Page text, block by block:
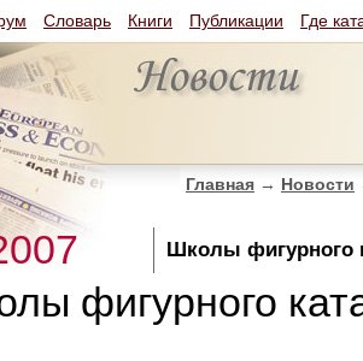
Словарь Книги Публикации Где
Главная → Новости
Школы фигурного
фигурного